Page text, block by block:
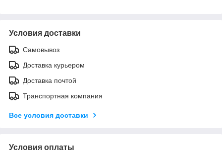
Условия доставки
Самовывоз
Доставка курьером
Доставка почтой
Транспортная компания
Все условия доставки
Условия оплаты